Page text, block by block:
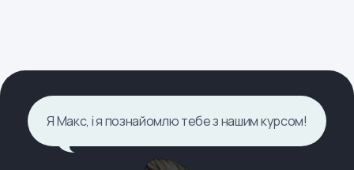
Я Макс, і я познайомлю тебе з нашим курсом!